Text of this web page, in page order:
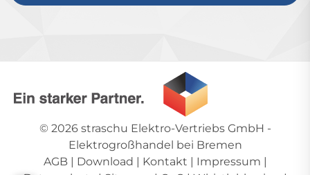
© 2026 straschu Elektro-Vertriebs GmbH -
Elektrogroßhandel bei Bremen
AGB | Download | Kontakt | Impressum |